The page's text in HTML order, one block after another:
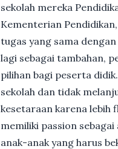
sekolah mereka
Kementerian
tugas yang sama
lagi sebagai tambahan,
pilihan bagi peserta
sekolah dan tidak
kesetaraan karena lebih
memiliki passion
anak-anak yang harus